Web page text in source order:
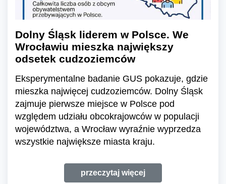
Dolny Śląsk liderem w Polsce. We
Wrocławiu mieszka największy
odsetek cudzoziemców
Eksperymentalne badanie GUS pokazuje, gdzie
mieszka najwięcej cudzoziemców. Dolny Śląsk
zajmuje pierwsze miejsce w Polsce pod
względem udziału obcokrajowców w populacji
województwa, a Wrocław wyraźnie wyprzedza
wszystkie największe miasta kraju.
przeczytaj więcej